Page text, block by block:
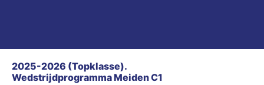
2025-2026 (Topklasse).
Wedstrijdprogramma Meiden C1